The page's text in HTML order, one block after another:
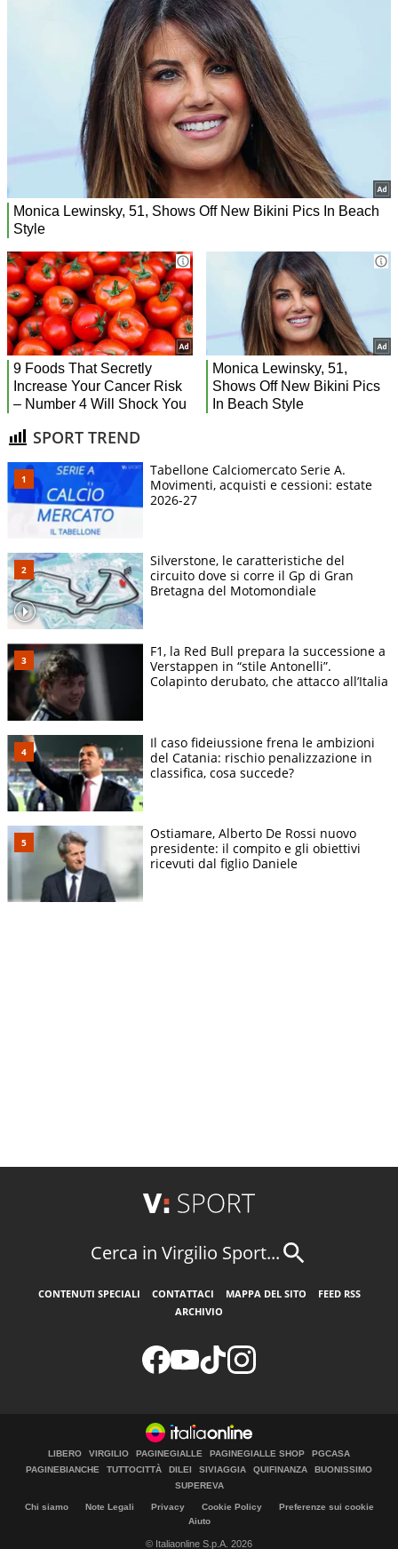
SPORT TREND
Tabellone Calciomercato Serie A.
Movimenti, acquisti e cessioni: estate
2026-27
Silverstone, le caratteristiche del
circuito dove si corre il Gp di Gran
Bretagna del Motomondiale
F1, la Red Bull prepara la successione a
Verstappen in “stile Antonelli”.
Colapinto derubato, che attacco all’Italia
Il caso fideiussione frena le ambizioni
del Catania: rischio penalizzazione in
classifica, cosa succede?
Ostiamare, Alberto De Rossi nuovo
presidente: il compito e gli obiettivi
ricevuti dal figlio Daniele
Cerca in Virgilio Sport...
CONTENUTI SPECIALI CONTATTACI MAPPA DEL SITO
FEED RSS
ARCHIVIO
LIBERO VIRGILIO PAGINEGIALLE PAGINEGIALLE SHOP
PGCASA
PAGINEBIANCHE
TUTTOCITTÀ DILEI SIVIAGGIA QUIFINANZA
BUONISSIMO
SUPEREVA
Chi siamo Note Legali Privacy Cookie Policy
Preferenze sui cookie
Aiuto
© Italiaonline S.p.A. 2026